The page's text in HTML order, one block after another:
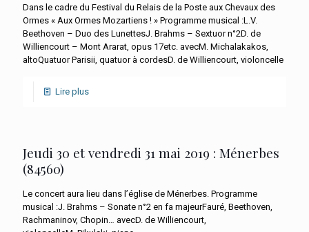
Dans le cadre du Festival du Relais de la Poste aux Chevaux des
Ormes « Aux Ormes Mozartiens ! » Programme musical :L.V.
Beethoven – Duo des LunettesJ. Brahms – Sextuor n°2D. de
Williencourt – Mont Ararat, opus 17etc. avecM. Michalakakos,
altoQuatuor Parisii, quatuor à cordesD. de Williencourt, violoncelle
Lire plus
Jeudi 30 et vendredi 31 mai 2019 : Ménerbes
(84560)
Le concert aura lieu dans l’église de Ménerbes. Programme
musical :J. Brahms – Sonate n°2 en fa majeurFauré, Beethoven,
Rachmaninov, Chopin… avecD. de Williencourt,